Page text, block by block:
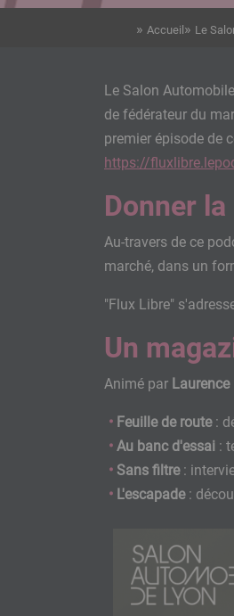
Accueil Le
Le Salon
de fédérateur du
premier épisode de
https://
Donner
Au-travers de ce
marché, dans un
"Flux Libre"
Un
Animé par Laurence
Feuille de route :
Au banc d'essai :
Sans filtre:
L'escapade :